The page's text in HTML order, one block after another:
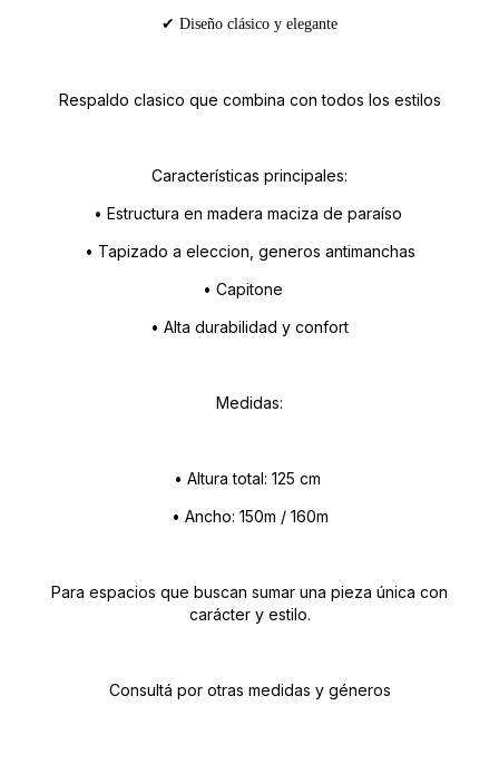
✔ Diseño clásico y elegante
Respaldo clasico que combina con todos los estilos
Características principales:
• Estructura en madera maciza de paraíso
• Tapizado a eleccion, generos antimanchas
• Capitone
• Alta durabilidad y confort
Medidas:
• Altura total: 125 cm
• Ancho: 150m / 160m
Para espacios que buscan sumar una pieza única con
carácter y estilo.
Consultá por otras medidas y géneros